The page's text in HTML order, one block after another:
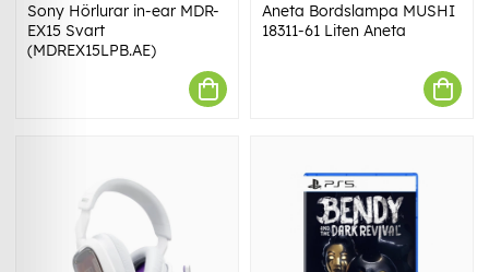
Sony Hörlurar in-ear MDR-
EX15 Svart
(MDREX15LPB.AE)
Aneta Bordslampa MUSHI
18311-61 Liten Aneta